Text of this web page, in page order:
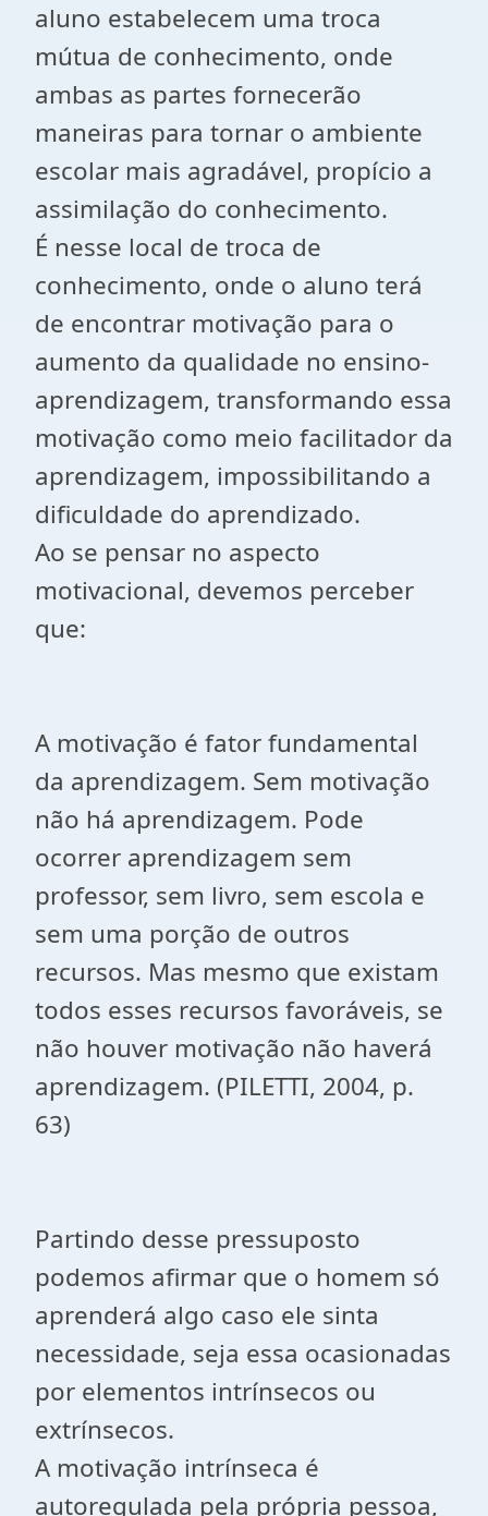
aluno estabelecem uma troca
mútua de conhecimento, onde
ambas as partes fornecerão
maneiras para tornar o ambiente
escolar mais agradável, propício a
assimilação do conhecimento.
É nesse local de troca de
conhecimento, onde o aluno terá
de encontrar motivação para o
aumento da qualidade no ensino-
aprendizagem, transformando essa
motivação como meio facilitador da
aprendizagem, impossibilitando a
dificuldade do aprendizado.
Ao se pensar no aspecto
motivacional, devemos perceber
que:
A motivação é fator fundamental
da aprendizagem. Sem motivação
não há aprendizagem. Pode
ocorrer aprendizagem sem
professor, sem livro, sem escola e
sem uma porção de outros
recursos. Mas mesmo que existam
todos esses recursos favoráveis, se
não houver motivação não haverá
aprendizagem. (PILETTI, 2004, p.
63)
Partindo desse pressuposto
podemos afirmar que o homem só
aprenderá algo caso ele sinta
necessidade, seja essa ocasionadas
por elementos intrínsecos ou
extrínsecos.
A motivação intrínseca é
autoregulada pela própria pessoa,